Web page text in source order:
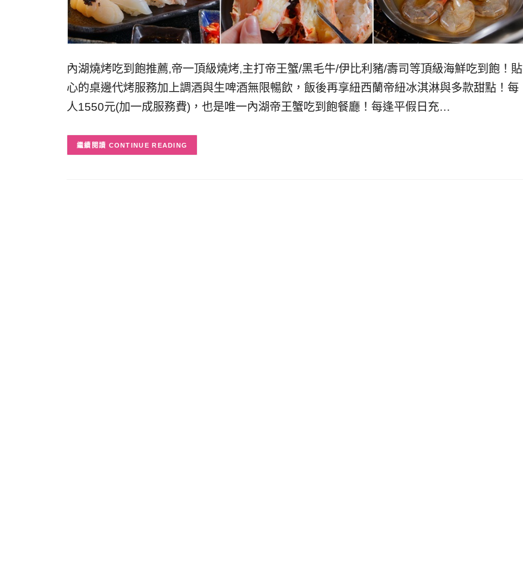
內湖燒烤吃到飽推薦,帝一頂級燒烤,主打帝王蟹/黑毛牛/伊比利豬/壽司等頂級海鮮吃到飽！貼
心的桌邊代烤服務加上調酒與生啤酒無限暢飲，飯後再享紐西蘭帝紐冰淇淋與多款甜點！每
人1550元(加一成服務費)，也是唯一內湖帝王蟹吃到飽餐廳！每逢平假日充…
CONTINUE READING